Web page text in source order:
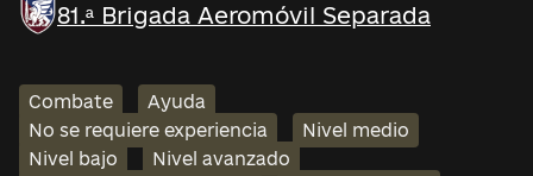
81.ª Brigada Aeromóvil Separada
Combate
Ayuda
No se requiere experiencia
Nivel medio
Nivel bajo
Nivel avanzado